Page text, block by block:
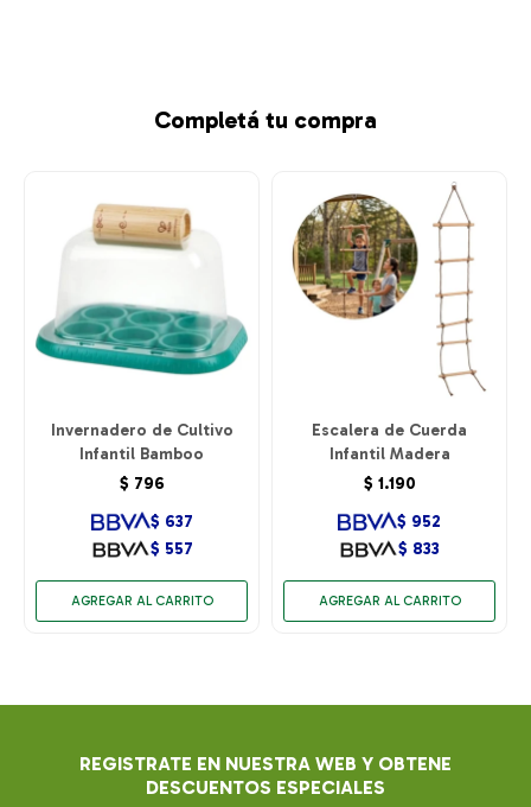
Completá tu compra
Invernadero de Cultivo
Infantil Bamboo
$ 796
$ 557
$ 637
Escalera de Cuerda
Infantil Madera
$ 1.190
$ 833
$ 952
REGISTRATE EN NUESTRA WEB Y OBTENE
DESCUENTOS ESPECIALES